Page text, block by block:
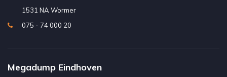
1531 NA Wormer
075 - 74 000 20
Megadump Eindhoven